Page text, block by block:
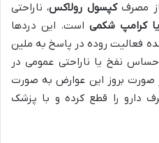
از مصرفکپسول رولاکس، ناراحتی
کرامپ شکمی است. این دردها
فعالیت روده در پاسخ به ملین
نفخ یا ناراحتی عمومی در
صورت بروز این عوارض به صورت
دارو را قطع کرده و با پزشک